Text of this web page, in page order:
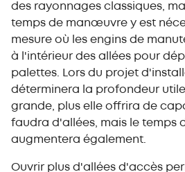
des rayonnages classiques,
temps de manœuvre y est
mesure où les engins de
à l'intérieur des allées pour
palettes. Lors du projet
déterminera la profondeur
grande, plus elle offrira de
faudra d'allées, mais le temps
augmentera également.
Ouvrir plus d'allées d'accès